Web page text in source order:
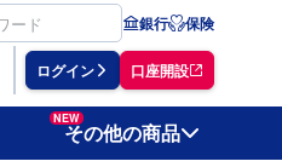
銀行 保険
ログイン 口座開設
NEW
その他の商品